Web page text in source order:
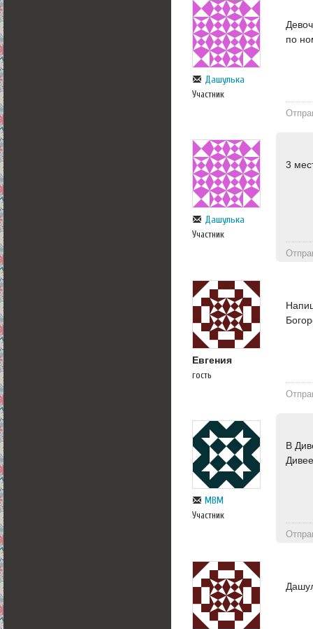
Дашулька
Участник
по
Дашулька
Участник
3
Евгения
гость
МВМ
Участник
В